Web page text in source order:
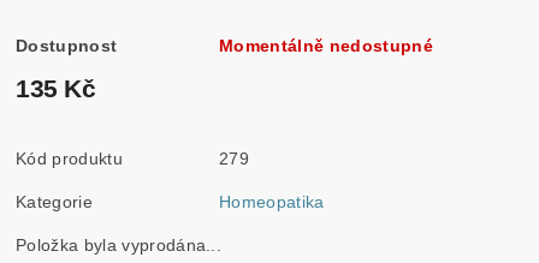
Dostupnost Momentálně nedostupné
135 Kč
Kód produktu 279
Kategorie Homeopatika
Položka byla vyprodána...